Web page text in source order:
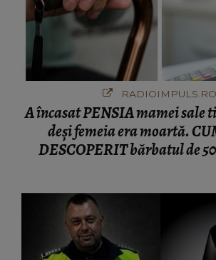
RADIOIMPULS.RO
A încasat PENSIA mamei sale
deși femeia era moartă.
DESCOPERIT bărbatul de